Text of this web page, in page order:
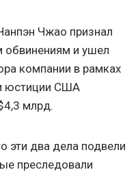
Чжао признал
обвинениям и ушел
компании в рамках
юстиции США
млрд.
эти два дела подвели
преследовали